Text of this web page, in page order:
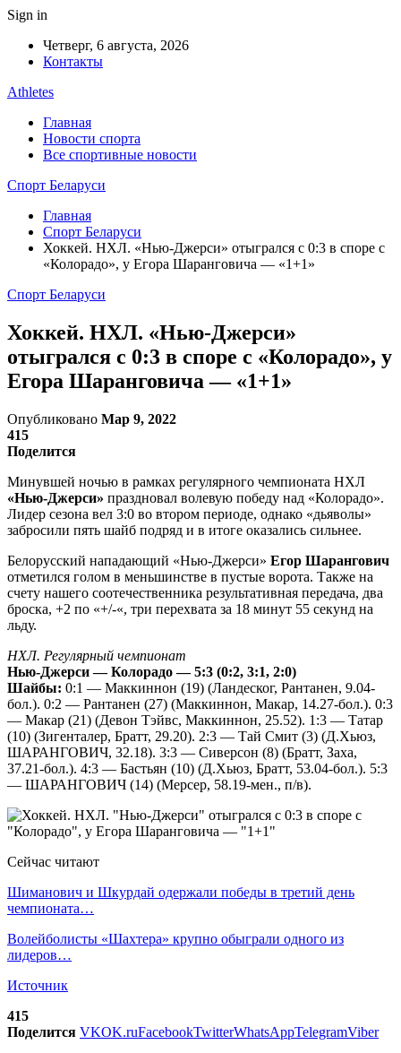
Sign in
Четверг, 6 августа, 2026
Контакты
Athletes
Главная
Новости спорта
Все спортивные новости
Спорт Беларуси
Главная
Спорт Беларуси
Хоккей. НХЛ. «Нью-Джерси» отыгрался с 0:3 в споре с
«Колорадо», у Егора Шаранговича — «1+1»
Спорт Беларуси
Хоккей. НХЛ. «Нью-Джерси»
отыгрался с 0:3 в споре с «Колорадо», у
Егора Шаранговича — «1+1»
Опубликовано Мар 9, 2022
415
Поделится
Минувшей ночью в рамках регулярного чемпионата НХЛ
«Нью-Джерси» праздновал волевую победу над «Колорадо».
Лидер сезона вел 3:0 во втором периоде, однако «дьяволы»
забросили пять шайб подряд и в итоге оказались сильнее.
Белорусский нападающий «Нью-Джерси» Егор Шарангович
отметился голом в меньшинстве в пустые ворота. Также на
счету нашего соотечественника результативная передача, два
броска, +2 по «+/-«, три перехвата за 18 минут 55 секунд на
льду.
НХЛ. Регулярный чемпионат
Нью-Джерси — Колорадо — 5:3 (0:2, 3:1, 2:0)
Шайбы: 0:1 — Маккиннон (19) (Ландеског, Рантанен, 9.04-
бол.). 0:2 — Рантанен (27) (Маккиннон, Макар, 14.27-бол.). 0:3
— Макар (21) (Девон Тэйвс, Маккиннон, 25.52). 1:3 — Татар
(10) (Зигенталер, Братт, 29.20). 2:3 — Тай Смит (3) (Д.Хьюз,
ШАРАНГОВИЧ, 32.18). 3:3 — Сиверсон (8) (Братт, Заха,
37.21-бол.). 4:3 — Бастьян (10) (Д.Хьюз, Братт, 53.04-бол.). 5:3
— ШАРАНГОВИЧ (14) (Мерсер, 58.19-мен., п/в).
Сейчас читают
Шиманович и Шкурдай одержали победы в третий день
чемпионата…
Волейболисты «Шахтера» крупно обыграли одного из
лидеров…
Источник
415
Поделится VKOK.ruFacebookTwitterWhatsAppTelegramViber